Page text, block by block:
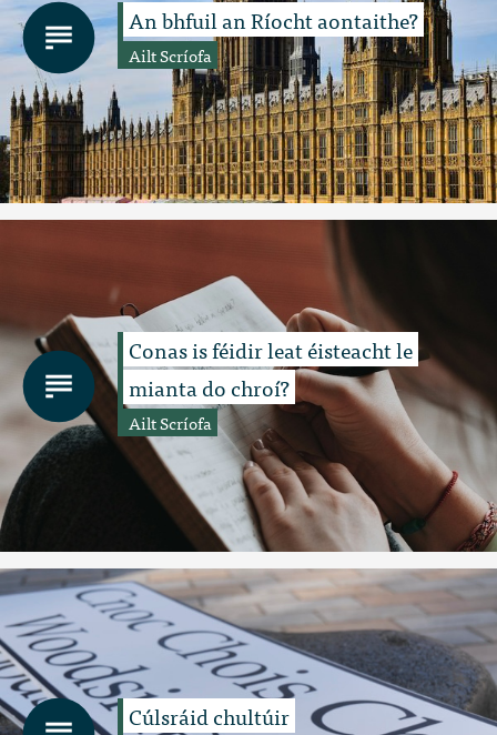
An bhfuil an Ríocht aontaithe?
Ailt Scríofa
Conas is féidir leat éisteacht le
mianta do chroí?
Ailt Scríofa
Cúlsráid chultúir